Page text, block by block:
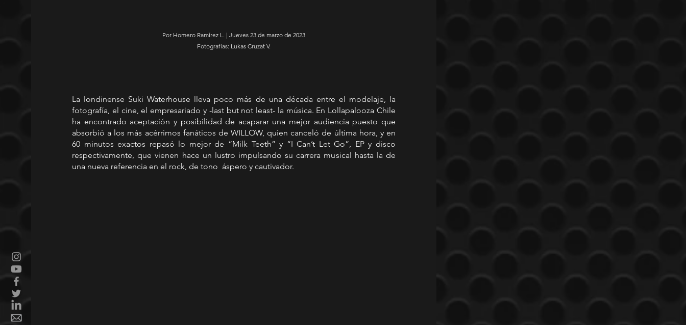
Por Homero Ramírez L. | Jueves 23 de marzo de 2023
Fotografías: Lukas Cruzat V.
La londinense Suki Waterhouse lleva poco más de una década entre el modelaje, la
fotografía, el cine, el empresariado y -last but not least- la música. En Lollapalooza Chile
ha encontrado aceptación y posibilidad de acaparar una mejor audiencia puesto que
absorbió a los más acérrimos fanáticos de WILLOW, quien canceló de última hora, y en
60 minutos exactos repasó lo mejor de “Milk Teeth” y “I Can’t Let Go”, EP y disco
respectivamente, que vienen hace un lustro impulsando su carrera musical hasta la de
una nueva referencia en el rock, de tono  áspero y cautivador.